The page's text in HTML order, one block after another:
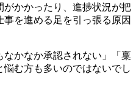
かかったり、進捗状況が把
を進める足を引っ張る原因
かなか承認されない」「稟
む方も多いのではないでし